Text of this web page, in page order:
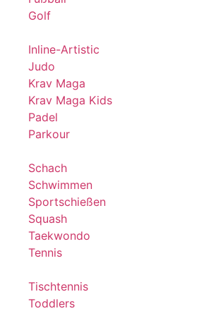
Golf
Inline-Artistic
Judo
Krav Maga
Krav Maga Kids
Padel
Parkour
Schach
Schwimmen
Sportschießen
Squash
Taekwondo
Tennis
Tischtennis
Toddlers